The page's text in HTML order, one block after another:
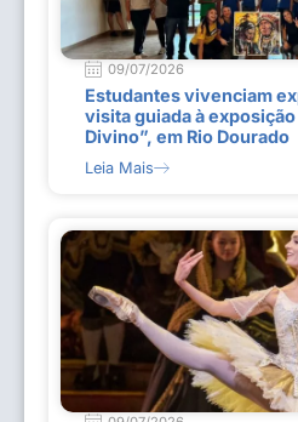
09/07/2026
Estudantes vivenciam
visita guiada à exposição
Divino”, em Rio Dourado
Leia Mais